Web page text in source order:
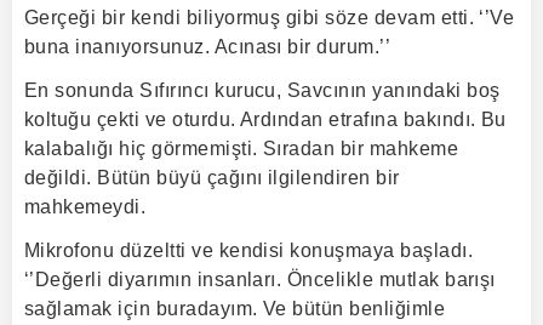
Gerçeği bir kendi biliyormuş gibi söze devam etti. ‘’Ve
buna inanıyorsunuz. Acınası bir durum.’’
En sonunda Sıfırıncı kurucu, Savcının yanındaki boş
koltuğu çekti ve oturdu. Ardından etrafına bakındı. Bu
kalabalığı hiç görmemişti. Sıradan bir mahkeme
değildi. Bütün büyü çağını ilgilendiren bir
mahkemeydi.
Mikrofonu düzeltti ve kendisi konuşmaya başladı.
‘’Değerli diyarımın insanları. Öncelikle mutlak barışı
sağlamak için buradayım. Ve bütün benliğimle